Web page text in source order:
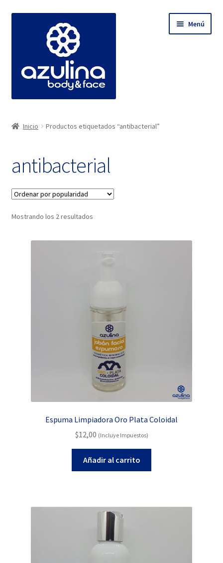
Menú
WhatsApp (Asesoría Personalizada)
INICIO
Inicio Productos etiquetados “antibacterial”
antibacterial
Mostrando los 2 resultadosOrdenado
Espuma Limpiadora Oro Plata Coloidal
$12,00 (Incluye Impuestos)
Añadir al carrito